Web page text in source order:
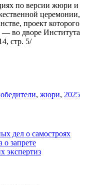
по версии жюри и
церемонии,
проект которого
во дворе Института
стр. 5/
, жюри, 2025
дел о самостроях
о запрете
экспертиз